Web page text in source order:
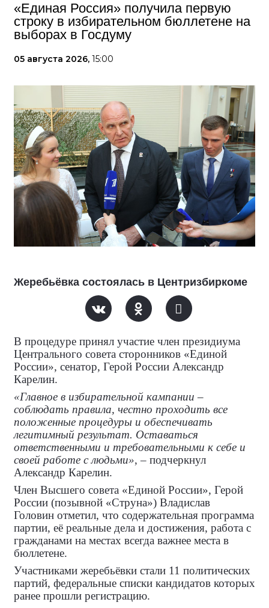
«Единая Россия» получила первую
строку в избирательном бюллетене на
выборах в Госдуму
05 августа 2026, 15:00
Жеребьёвка состоялась в Центризбиркоме
В процедуре принял участие член президиума
Центрального совета сторонников «Единой
России», сенатор, Герой России Александр
Карелин.
«Главное в избирательной кампании –
соблюдать правила, честно проходить все
положенные процедуры и обеспечивать
легитимный результат. Оставаться
ответственными и требовательными к себе и
своей работе с людьми», – подчеркнул
Александр Карелин.
Член Высшего совета «Единой России», Герой
России (позывной «Струна») Владислав
Головин отметил, что содержательная программа
партии, её реальные дела и достижения, работа с
гражданами на местах всегда важнее места в
бюллетене.
Участниками жеребьёвки стали 11 политических
партий, федеральные списки кандидатов которых
ранее прошли регистрацию.